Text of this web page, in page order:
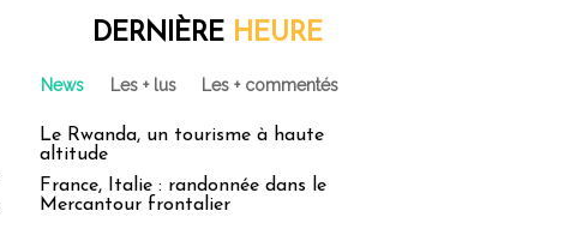
DERNIÈRE HEURE
News Les + lus Les + commentés
Le Rwanda, un tourisme à haute
altitude
France, Italie : randonnée dans le
Mercantour frontalier